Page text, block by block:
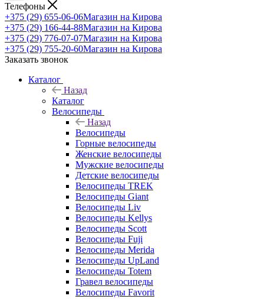
Телефоны
+375 (29) 655-06-06Магазин на Кирова
+375 (29) 166-44-88Магазин на Кирова
+375 (29) 776-07-07Магазин на Кирова
+375 (29) 755-20-60Магазин на Кирова
Заказать звонок
Каталог
Назад
Каталог
Велосипеды
Назад
Велосипеды
Горные велосипеды
Женские велосипеды
Мужские велосипеды
Детские велосипеды
Велосипеды TREK
Велосипеды Giant
Велосипеды Liv
Велосипеды Kellys
Велосипеды Scott
Велосипеды Fuji
Велосипеды Merida
Велосипеды UpLand
Велосипеды Totem
Гравел велосипеды
Велосипеды Favorit